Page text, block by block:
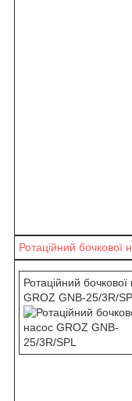
Ротаційний бочкової
Ротаційний бочкової
GROZ GNB-25/3R/